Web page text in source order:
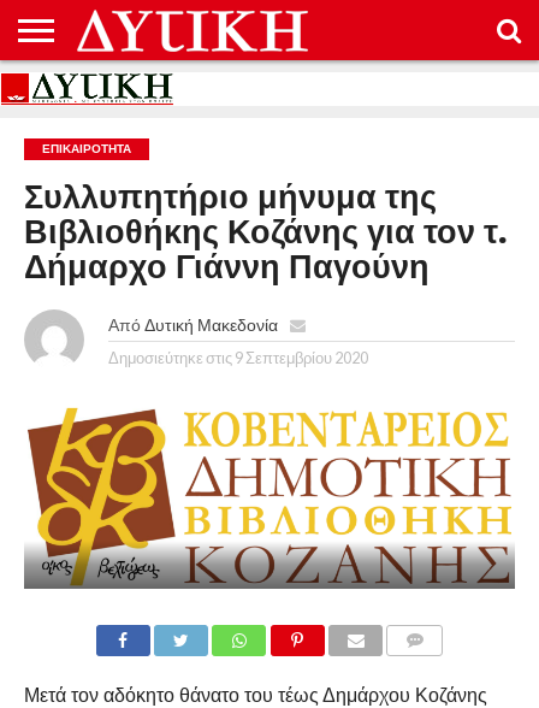
ΑΡΧΙΚΉ
ΕΠΙΚΟΙΝΩΝΊΑ
ΌΡΟΙ
ΠΡΟΣΤΑΣΊΑ
ΔΕΔΟΜΈΝΩΝ
ΕΠΙΚΑΙΡΟΤΗΤΑ
Συλλυπητήριο μήνυμα της
Βιβλιοθήκης Κοζάνης για τον τ.
Δήμαρχο Γιάννη Παγούνη
Από Δυτική Μακεδονία
Δημοσιεύτηκε στις 9 Σεπτεμβρίου 2020
Μετά τον αδόκητο θάνατο του τέως Δημάρχου Κοζάνης